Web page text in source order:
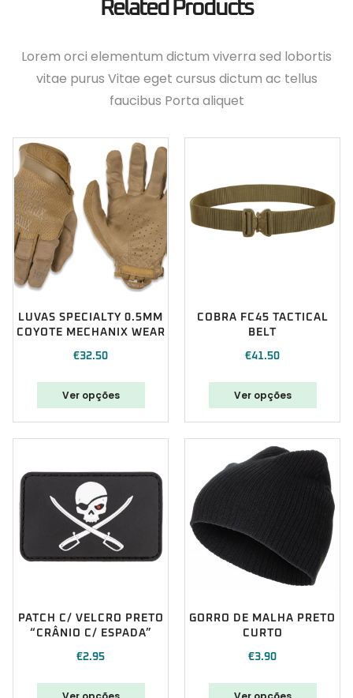
Related Products
Lorem orci elementum dictum viverra sed lobortis
vitae purus Vitae eget cursus dictum ac tellus
faucibus Porta aliquet
LUVAS SPECIALTY 0.5MM
COYOTE MECHANIX WEAR
€32.50
Ver opções
COBRA FC45 TACTICAL
BELT
€41.50
Ver opções
PATCH C/ VELCRO PRETO
“CRÂNIO C/ ESPADA”
€2.95
GORRO DE MALHA PRETO
CURTO
€3.90